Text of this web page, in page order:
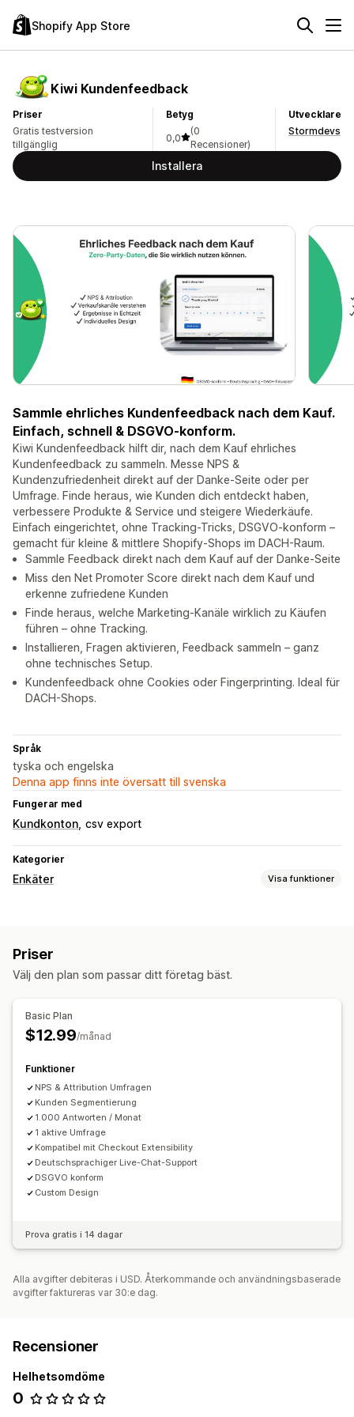
Shopify App Store
Kiwi Kundenfeedback
Priser
Gratis testversion
tillgänglig
Betyg
0,0
(0
Recensioner)
Utvecklare
Stormdevs
Installera
Sammle ehrliches Kundenfeedback nach dem Kauf.
Einfach, schnell & DSGVO-konform.
Kiwi Kundenfeedback hilft dir, nach dem Kauf ehrliches
Kundenfeedback zu sammeln. Messe NPS &
Kundenzufriedenheit direkt auf der Danke-Seite oder per
Umfrage. Finde heraus, wie Kunden dich entdeckt haben,
verbessere Produkte & Service und steigere Wiederkäufe.
Einfach eingerichtet, ohne Tracking-Tricks, DSGVO-konform –
gemacht für kleine & mittlere Shopify-Shops im DACH-Raum.
Sammle Feedback direkt nach dem Kauf auf der Danke-Seite
Miss den Net Promoter Score direkt nach dem Kauf und
erkenne zufriedene Kunden
Finde heraus, welche Marketing-Kanäle wirklich zu Käufen
führen – ohne Tracking.
Installieren, Fragen aktivieren, Feedback sammeln – ganz
ohne technisches Setup.
Kundenfeedback ohne Cookies oder Fingerprinting. Ideal für
DACH-Shops.
Språk
tyska och engelska
Denna app finns inte översatt till svenska
Fungerar med
Kundkonton csv export
Kategorier
Enkäter Visa funktioner
Hantering av inskickningar
Dataexport
Priser
Välj den plan som passar ditt företag bäst.
Basic Plan
$12.99/månad
Funktioner
NPS & Attribution Umfragen
Kunden Segmentierung
1.000 Antworten / Monat
1 aktive Umfrage
Kompatibel mit Checkout Extensibility
Deutschsprachiger Live-Chat-Support
DSGVO konform
Custom Design
Prova gratis i 14 dagar
Alla avgifter debiteras i USD. Återkommande och användningsbaserade
avgifter faktureras var 30:e dag.
Recensioner
Helhetsomdöme
0